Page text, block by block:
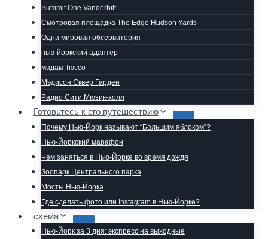
Summit One Vanderbilt
Смотровая площадка The Edge Hudson Yards
Одна мировая обсерватория
нью-йоркский адаптер
мадам Тюссо
Мэдисон Сквер Гарден
Радио Сити Мюзик-холл
Готовьтесь к его путешествию
Почему Нью-Йорк называют “Большим яблоком”?
Нью-Йоркский марафон
Чем заняться в Нью-Йорке во время дождя
Зоопарк Центрального парка
Мосты Нью-Йорка
Где сделать фото или Instagram в Нью-Йорке?
схема
Нью-Йорк за 3 дня: экспресс на выходные